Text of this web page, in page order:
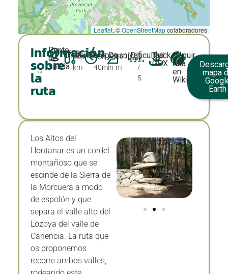
Leaflet, ©OpenStreetMapcolaboradores
Información
sobre
la
ruta
Punto
de
salida:
LozoyaDistancia:
56,2
km
Tiempo:
13h
40min
Desnivel:
867
m
Dificultad:
3
/
5
Track
GPX
Seguir
ruta
en
Wikiloc
mapa
Earth
Los Altos del
Hontanar es un cordel
montañoso que se
escinde de la Sierra de
la Morcuera a modo
de espolón y que
separa el valle alto del
Lozoya del valle de
Canencia. La ruta que
os proponemos
recorre ambos valles,
rodeando este